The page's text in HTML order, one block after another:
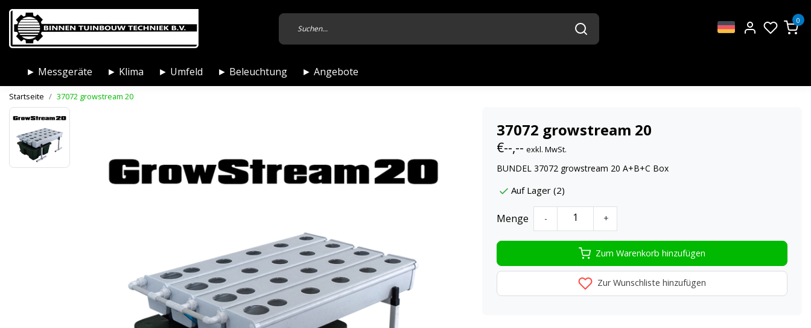
0
► Messgeräte ► Klima ► Umfeld ► Beleuchtung ► Angebote
Startseite 37072 growstream 20
37072 growstream 20
€--,-- exkl. MwSt.
BUNDEL 37072 growstream 20 A+B+C Box
Auf Lager (2)
Menge - +
Zum Warenkorb hinzufügen
Zur Wunschliste hinzufügen